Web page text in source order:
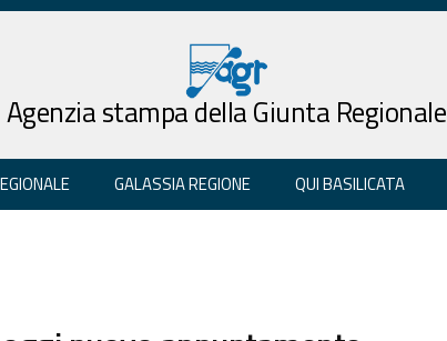
Agenzia stampa della Giunta Regionale
GALASSIA REGIONE QUI BASILICATA